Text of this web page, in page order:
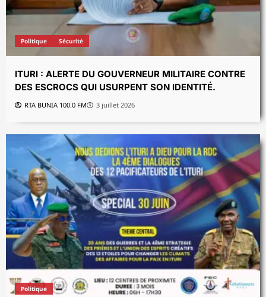
Politique Sécurité
ITURI : ALERTE DU GOUVERNEUR MILITAIRE CONTRE
DES ESCROCS QUI USURPENT SON IDENTITÉ.
RTA BUNIA 100.0 FM 3 juillet 2026
Politique